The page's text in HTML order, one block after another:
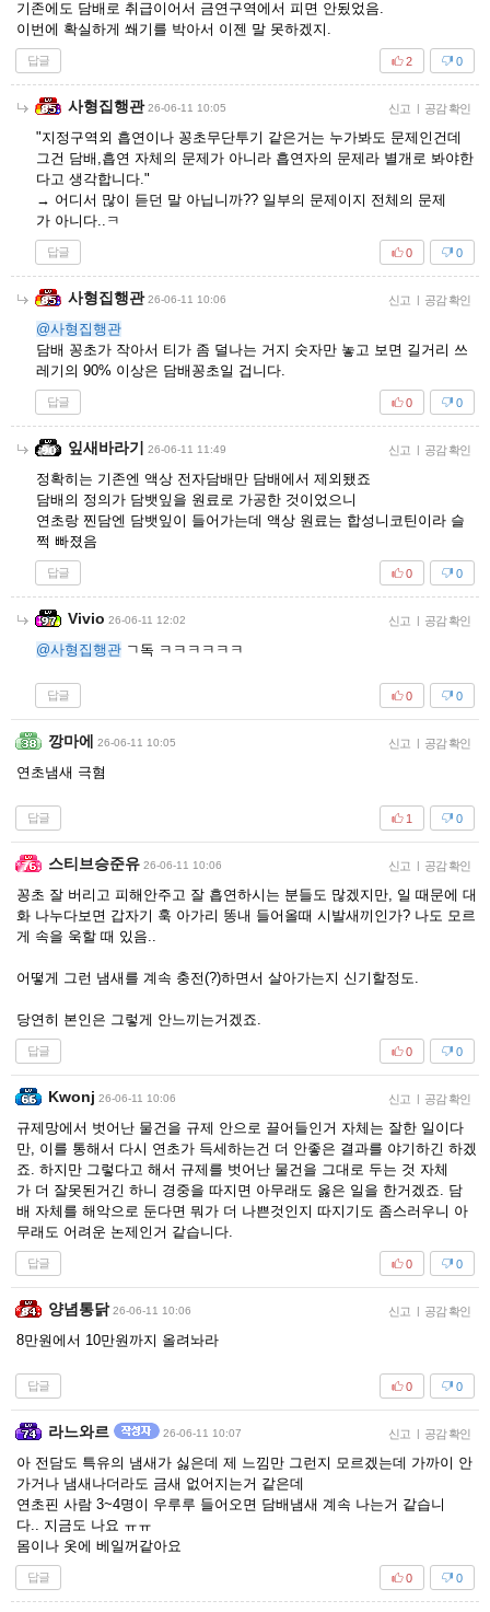
기존에도 담배로 취급이어서 금연구역에서 피면 안됬었음.
이번에 확실하게 쐐기를 박아서 이젠 말 못하겠지.
답글 0
2
사형집행관 26-06-11 10:05 신고 | 공감 확인
"지정구역외 흡연이나 꽁초무단투기 같은거는 누가봐도 문제인건데
그건 담배,흡연 자체의 문제가 아니라 흡연자의 문제라 별개로 봐야한
다고 생각합니다."
→ 어디서 많이 듣던 말 아닙니까?? 일부의 문제이지 전체의 문제
가 아니다..ㅋ
답글 0
0
사형집행관 26-06-11 10:06 신고 | 공감 확인
@사형집행관
담배 꽁초가 작아서 티가 좀 덜나는 거지 숫자만 놓고 보면 길거리 쓰
레기의 90% 이상은 담배꽁초일 겁니다.
답글 0
0
잎새바라기 26-06-11 11:49 신고 | 공감 확인
정확히는 기존엔 액상 전자담배만 담배에서 제외됐죠
담배의 정의가 담뱃잎을 원료로 가공한 것이었으니
연초랑 찐담엔 담뱃잎이 들어가는데 액상 원료는 합성니코틴이라 슬
쩍 빠졌음
답글 0
0
Vivio 26-06-11 12:02 신고 | 공감 확인
@사형집행관 ㄱ독 ㅋㅋㅋㅋㅋㅋ
답글 0
0
깡마에 26-06-11 10:05 신고 | 공감 확인
연초냄새 극혐
답글 0
1
스티브승준유 26-06-11 10:06 신고 | 공감 확인
꽁초 잘 버리고 피해안주고 잘 흡연하시는 분들도 많겠지만, 일 때문에 대
화 나누다보면 갑자기 훅 아가리 똥내 들어올때 시발새끼인가? 나도 모르
게 속을 욱할 때 있음..
어떻게 그런 냄새를 계속 충전(?)하면서 살아가는지 신기할정도.
당연히 본인은 그렇게 안느끼는거겠죠.
답글 0
0
Kwonj 26-06-11 10:06 신고 | 공감 확인
규제망에서 벗어난 물건을 규제 안으로 끌어들인거 자체는 잘한 일이다
만, 이를 통해서 다시 연초가 득세하는건 더 안좋은 결과를 야기하긴 하겠
죠. 하지만 그렇다고 해서 규제를 벗어난 물건을 그대로 두는 것 자체
가 더 잘못된거긴 하니 경중을 따지면 아무래도 옳은 일을 한거겠죠. 담
배 자체를 해악으로 둔다면 뭐가 더 나쁜것인지 따지기도 좀스러우니 아
무래도 어려운 논제인거 같습니다.
답글 0
0
양념통닭 26-06-11 10:06 신고 | 공감 확인
8만원에서 10만원까지 올려놔라
답글 0
0
라느와르 26-06-11 10:07 신고 | 공감 확인
아 전담도 특유의 냄새가 싫은데 제 느낌만 그런지 모르겠는데 가까이 안
가거나 냄새나더라도 금새 없어지는거 같은데
연초핀 사람 3~4명이 우루루 들어오면 담배냄새 계속 나는거 같습니
다.. 지금도 나요 ㅠㅠ
몸이나 옷에 베일꺼같아요
답글 0
0